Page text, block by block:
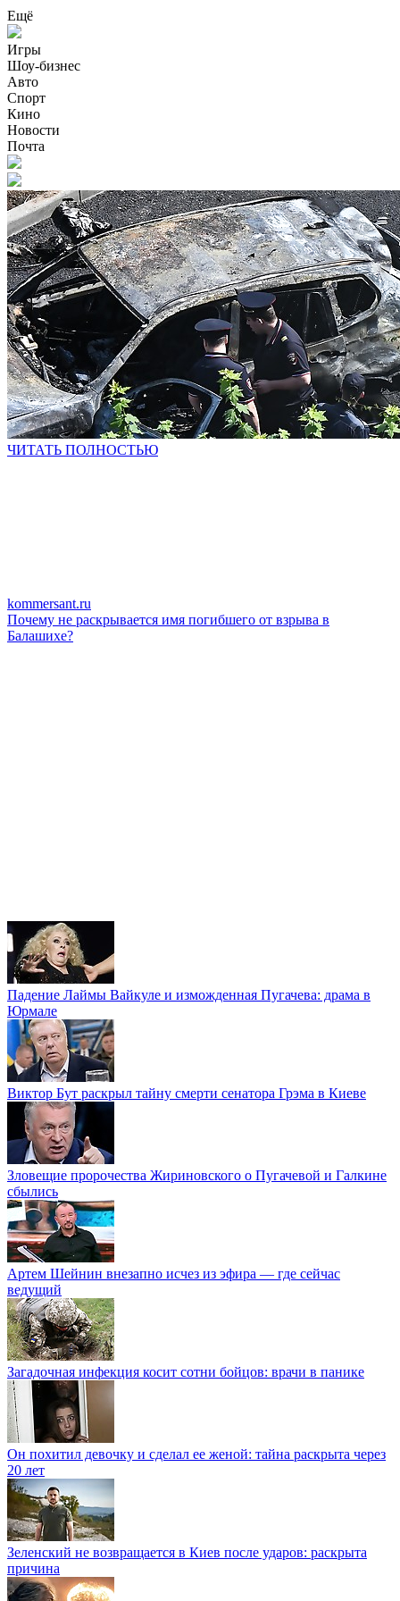
Ещё
Игры
Шоу-бизнес
Авто
Спорт
Кино
Новости
Почта
ЧИТАТЬ ПОЛНОСТЬЮ
kommersant.ru
Почему не раскрывается имя погибшего от взрыва в
Балашихе?
Падение Лаймы Вайкуле и изможденная Пугачева: драма в
Юрмале
Виктор Бут раскрыл тайну смерти сенатора Грэма в Киеве
Зловещие пророчества Жириновского о Пугачевой и Галкине
сбылись
Артем Шейнин внезапно исчез из эфира — где сейчас
ведущий
Загадочная инфекция косит сотни бойцов: врачи в панике
Он похитил девочку и сделал ее женой: тайна раскрыта через
20 лет
Зеленский не возвращается в Киев после ударов: раскрыта
причина